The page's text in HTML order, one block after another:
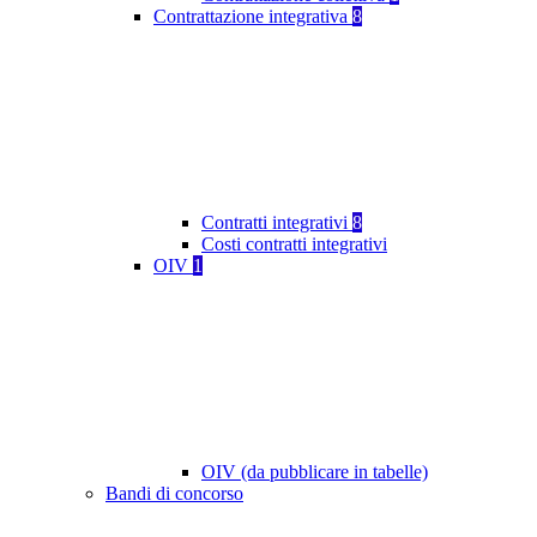
Contrattazione integrativa 8
Contratti integrativi 8
Costi contratti integrativi
OIV 1
OIV (da pubblicare in tabelle)
Bandi di concorso